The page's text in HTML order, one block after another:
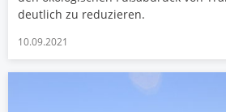
deutlich zu reduzieren.
10.09.2021